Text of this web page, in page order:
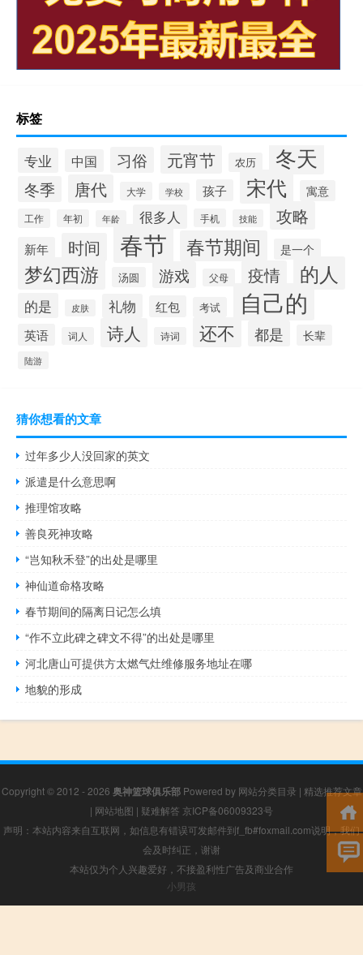
标签
专业 中国 习俗 元宵节 农历 冬天
冬季 唐代 大学 学校 孩子 宋代 寓意
工作 年初 年龄 很多人 手机 技能 攻略
新年 时间 春节 春节期间 是一个
梦幻西游 汤圆 游戏 父母 疫情 的人
的是 皮肤 礼物 红包 考试 自己的
英语 词人 诗人 诗词 还不 都是 长辈
陆游
猜你想看的文章
过年多少人没回家的英文
派遣是什么意思啊
推理馆攻略
善良死神攻略
“岂知秋禾登”的出处是哪里
神仙道命格攻略
春节期间的隔离日记怎么填
“作不立此碑之碑文不得”的出处是哪里
河北唐山可提供方太燃气灶维修服务地址在哪
地貌的形成
Copyright © 2012 - 2026 奥神篮球俱乐部Powered by 网站分类目录 | 精选推荐文章
| 网站地图 | 疑难解答 京ICP备06009323号
声明：本站内容来自互联网，如信息有错误可发邮件到f_fb#foxmail.com说明，我们
会及时纠正，谢谢
本站仅为个人兴趣爱好，不接盈利性广告及商业合作
小男孩